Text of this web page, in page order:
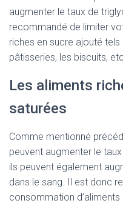
augmenter le taux de
recommandé de limiter
riches en sucre ajouté
pâtisseries, les biscuits,
Les aliments
saturées
Comme mentionné
peuvent augmenter le
ils peuvent également
dans le sang. Il est donc
consommation